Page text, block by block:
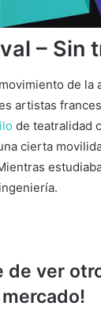
– Sin
de la
artistas
de teatralidad
cierta
de ver